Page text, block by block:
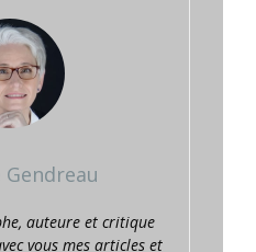
auteure et critique
vous mes articles et